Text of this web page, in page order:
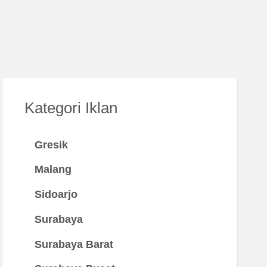
Kategori Iklan
Gresik
Malang
Sidoarjo
Surabaya
Surabaya Barat